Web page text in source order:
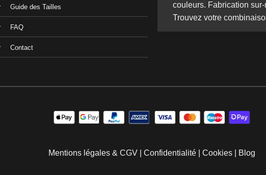
Guide des Tailles
FAQ
Contact
couleurs. Fabrication
Trouvez votre
Mentions légales & CGV Confidentialité Cookies Blog